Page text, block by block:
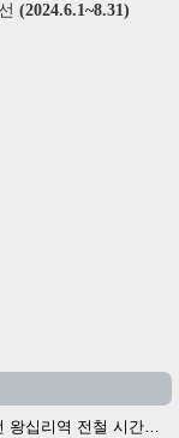
(2024.6.1~8.31)
경의중앙선 왕십리역 전철 시간표 (2026.4.20~)